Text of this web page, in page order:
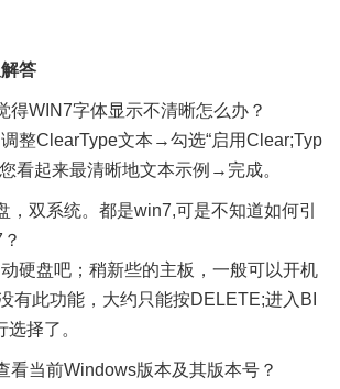
答
得WIN7字体显示不清晰怎么办？
整ClearType文本→勾选“启用Clear;Typ
看起来最清晰地文本示例→完成。
，双系统。都是win7,可是不知道如何引
硬盘吧；稍新些的主板，一般可以开机
有此功能，大约只能按DELETE;进入BI
择了。
看当前Windows版本及其版本号？